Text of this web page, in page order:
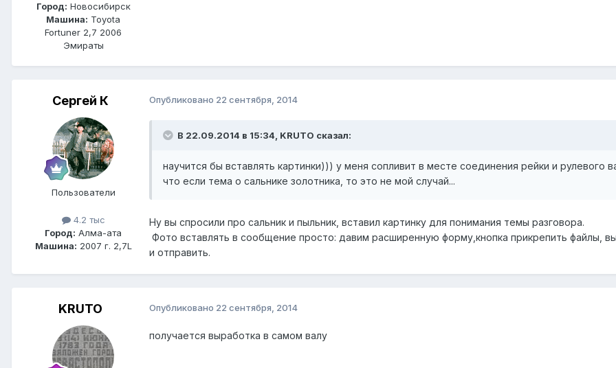
Город: Новосибирск
Машина: Toyota
Fortuner 2,7 2006
Эмираты
Сергей К
Пользователи
4.2 тыс
Город: Алма-ата
Машина: 2007 г. 2,7L
Опубликовано 22 сентября, 2014
В 22.09.2014 в 15:34, KRUTO сказал:
научится бы вставлять картинки))) у меня сопливит в месте соединения рейки и рулевого
что если тема о сальнике золотника, то это не мой случай...
Ну вы спросили про сальник и пыльник, вставил картинку для понимания темы разговора.
Фото вставлять в сообщение просто: давим расширенную форму,кнопка прикрепить файлы,
и отправить.
KRUTO Опубликовано 22 сентября, 2014
получается выработка в самом валу